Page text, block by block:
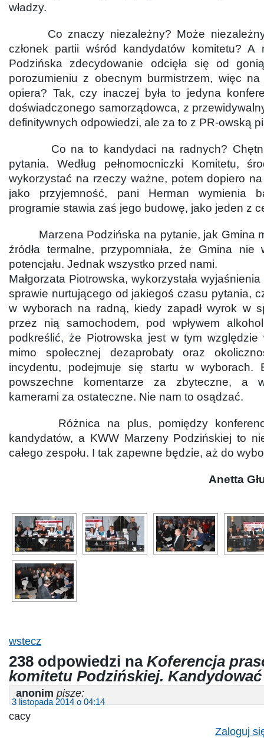
władzy.
Co znaczy niezależny? Może niezależny,
członek partii wśród kandydatów komitetu?
Podzińska zdecydowanie odcięła się od
porozumieniu z obecnym burmistrzem, więc
opiera? Tak, czy inaczej była to jedyna
doświadczonego samorządowca, z
definitywnych odpowiedzi, ale za to z PR-owską
Co na to kandydaci na radnych?
pytania. Według pełnomocniczki Komitetu,
wykorzystać na rzeczy ważne, potem dopiero
jako przyjemność, pani Herman wymienia
programie stawia zaś jego budowę, jako jeden z
Marzena Podzińska na pytanie, jak Gmina
źródła termalne, przypomniała, że Gmina nie
potencjału. Jednak wszystko przed nami.
Małgorzata Piotrowska, wykorzystała
sprawie nurtującego od jakiegoś czasu pytania,
w wyborach na radną, kiedy zapadł wyrok w
przez nią samochodem, pod wpływem
podkreślić, że Piotrowska jest w tym
mimo społecznej dezaprobaty oraz
incydentu, podejmuje się startu w wyborach.
powszechne komentarze za zbyteczne, a
kamerami za ostateczne. Nie nam to osądzać.
Różnica na plus, pomiędzy
kandydatów, a KWW Marzeny Podzińskiej to
całego zespołu. I tak zapewne będzie, aż do
Anetta
wstecz
238 odpowiedzi na Koferencja
komitetu Podzińskiej.
anonim pisze:
3 listopada 2014 o 04:14
cacy
Zaloguj